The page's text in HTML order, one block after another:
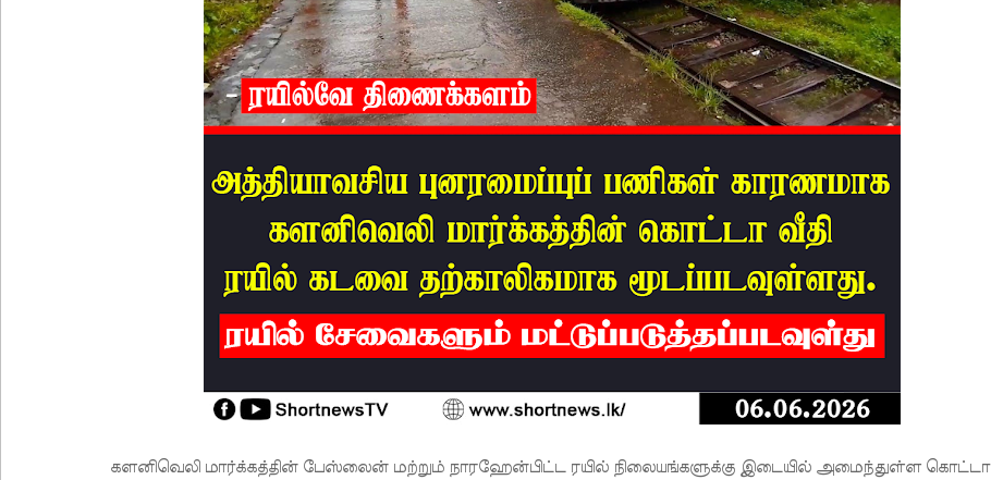
களனிவெலி மார்க்கத்தின் பேஸ்லைன் மற்றும் நாரஹேன்பிட்ட ரயில் நிலையங்களுக்கு இடையில் அமைந்துள்ள கொட்டா